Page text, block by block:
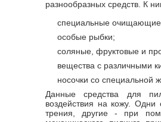
разнообразных средств. К
специальные
особые рыбки;
соляные, фруктовые и
вещества с различными
носочки со специальной
Данные средства для
воздействия на кожу.
трения, другие - при